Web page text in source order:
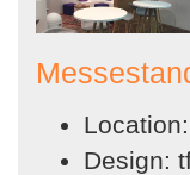
Design: